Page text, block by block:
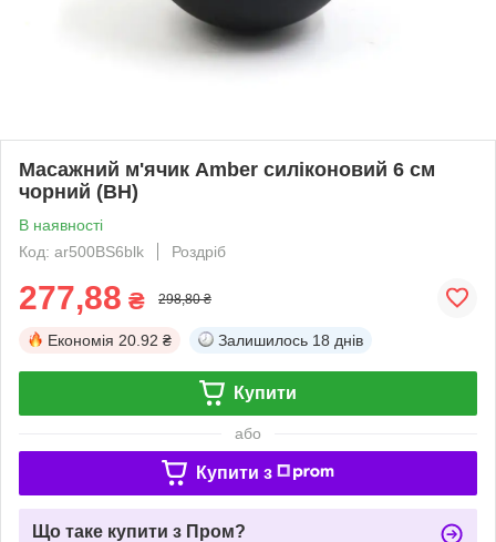
Масажний м'ячик Amber силіконовий 6 см
чорний (BH)
В наявності
Код: ar500BS6blk
Роздріб
277,88 ₴ 298,80 ₴
Економія 20.92 ₴ Залишилось 18 днів
Купити
або
Купити з
Що таке купити з Пром?